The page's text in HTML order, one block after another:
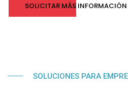
SOLICITAR MÁS INFORMACIÓN
SOLUCIONES PARA